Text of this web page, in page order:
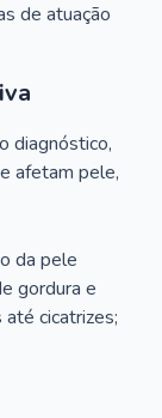
de atuação
diagnóstico,
afetam pele,
da pele
gordura e
cicatrizes;